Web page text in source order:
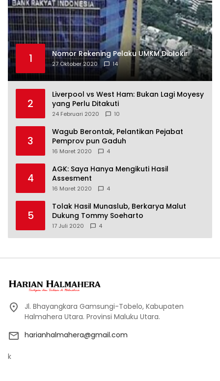
1 Nomor Rekening Pelaku UMKM Diblokir
27 Oktober 2020 14
2
Liverpool vs West Ham: Bukan Lagi Moyesy
yang Perlu Ditakuti
24 Februari 2020 10
3
Wagub Berontak, Pelantikan Pejabat
Pemprov pun Gaduh
16 Maret 2020 4
4
AGK: Saya Hanya Mengikuti Hasil
Assesment
16 Maret 2020 4
5
Tolak Hasil Munaslub, Berkarya Malut
Dukung Tommy Soeharto
17 Juli 2020 4
Jl. Bhayangkara Gamsungi-Tobelo, Kabupaten
Halmahera Utara. Provinsi Maluku Utara.
harianhalmahera@gmail.com
k